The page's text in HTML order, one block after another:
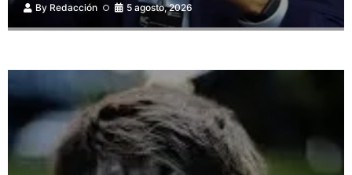
By Redacción 5 agosto, 2026